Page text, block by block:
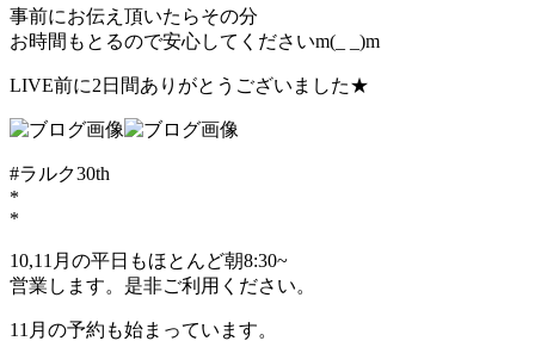
事前にお伝え頂いたらその分
お時間もとるので安心してくださいm(_ _)m
LIVE前に2日間ありがとうございました★
#ラルク30th
*
*
10,11月の平日もほとんど朝8:30~
営業します。是非ご利用ください。
11月の予約も始まっています。